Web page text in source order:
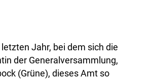
Jahr, bei dem sich die
der Generalversammlung,
(Grüne), dieses Amt so